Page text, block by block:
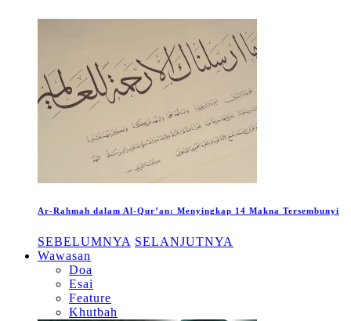
Ar-Rahmah dalam Al-Qur’an: Menyingkap 14 Makna Tersembunyi
SEBELUMNYA SELANJUTNYA
Wawasan
Doa
Esai
Feature
Khutbah